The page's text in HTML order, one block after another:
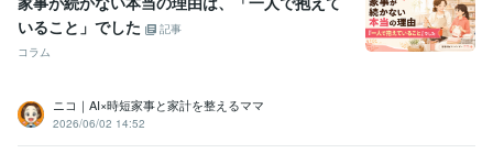
いること」でした
記事
コラム
ニコ｜AI×時短家事と家計を整えるママ
2026/06/02 14:52